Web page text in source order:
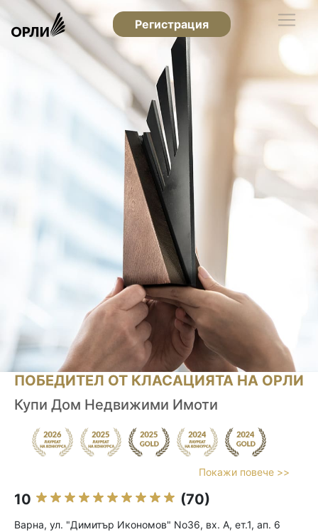
Регистрация
ПОБЕДИТЕЛ ОТ КЛАСАЦИЯТА НА ОРЛИ
Купи Дом Недвижими Имоти
Покажи повече >>
10 (70)
Варна, ул. "Димитър Икономов" No36, вх. А, ет.1, ап. 6